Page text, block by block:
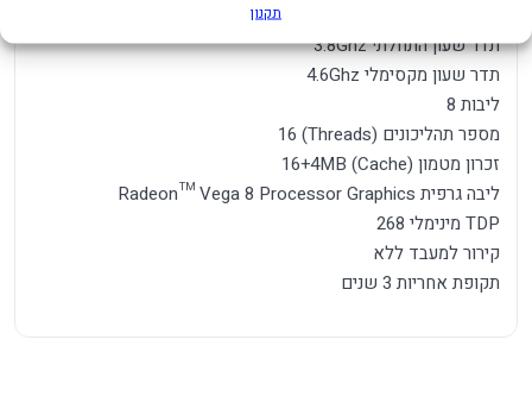
תקנון
תדר שעון התחלתי 3.8Ghz
תדר שעון מקסימלי 4.6Ghz
ליבות 8
מספר תהליכונים (Threads) 16
זכרון מטמון (Cache) 16+4MB
ליבה גרפית Radeon™ Vega 8 Processor Graphics
TDP מינימלי 268
קירור למעבד ללא
תקופת אחריות 3 שנים